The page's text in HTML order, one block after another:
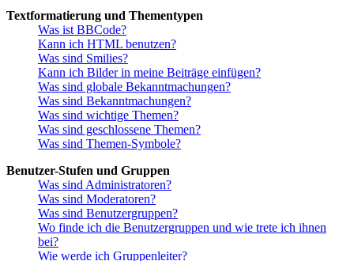
Textformatierung und Thementypen
Was ist BBCode?
Kann ich HTML benutzen?
Was sind Smilies?
Kann ich Bilder in meine Beiträge einfügen?
Was sind globale Bekanntmachungen?
Was sind Bekanntmachungen?
Was sind wichtige Themen?
Was sind geschlossene Themen?
Was sind Themen-Symbole?
Benutzer-Stufen und Gruppen
Was sind Administratoren?
Was sind Moderatoren?
Was sind Benutzergruppen?
Wo finde ich die Benutzergruppen und wie trete ich ihnen
bei?
Wie werde ich Gruppenleiter?